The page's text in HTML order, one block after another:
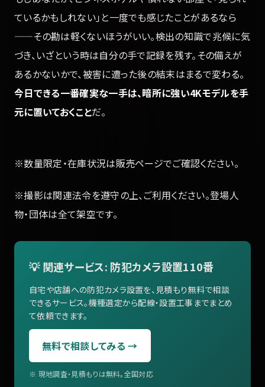
ているかもしれない」と一度でも感じたことがあるなら
——その勘は軽くないほうがいい。検出の知識で兆候に気
づき、いざという時は自分の手で記録を残す。その備えが
あるかないかで、被害に遭った後の結末はまるで変わる。
今日できる一番確実な一手は、暗所に強い4Kモデルを手
元に置いておくことだ。
※数量限定・在庫状況は販売ページでご確認ください。
※撮影は関連法令を遵守の上、ご利用ください。登場人
物・団体は全て架空です。
💡 関連サービス: 防犯カメラ設置110番
自宅や店舗への防犯カメラ設置を、見積もり無料で相談
できるサービス。機種選定から配線・設置工事までまとめ
て依頼できます。
無料で相談してみる →
※ 現地調査・見積もりは無料。全国対応